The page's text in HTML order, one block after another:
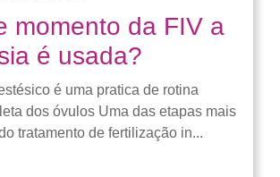
momento da FIV a
é usada?
é uma pratica de rotina
dos óvulos Uma das etapas mais
tratamento de fertilização in...